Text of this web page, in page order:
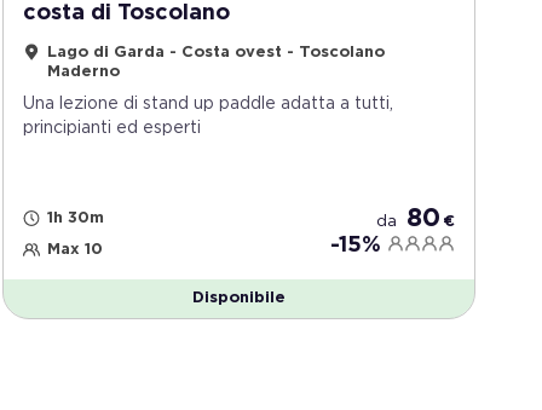
costa di Toscolano
Lago di Garda - Costa ovest - Toscolano
Maderno
Una lezione di stand up paddle adatta a tutti,
principianti ed esperti
1h 30m
Max 10
da 80 €
-15%
Disponibile